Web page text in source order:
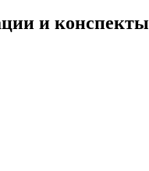
и конспекты